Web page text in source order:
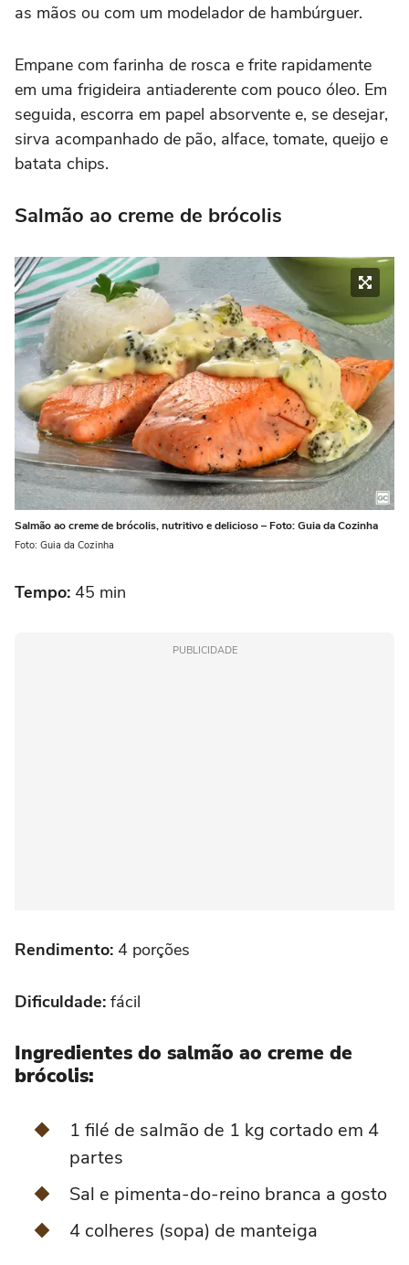
as mãos ou com um modelador de hambúrguer.
Empane com farinha de rosca e frite rapidamente
em uma frigideira antiaderente com pouco óleo. Em
seguida, escorra em papel absorvente e, se desejar,
sirva acompanhado de pão, alface, tomate, queijo e
batata chips.
Salmão ao creme de brócolis
Salmão ao creme de brócolis, nutritivo e delicioso – Foto: Guia da Cozinha
Foto: Guia da Cozinha
Tempo: 45 min
PUBLICIDADE
Rendimento: 4 porções
Dificuldade: fácil
Ingredientes do salmão ao creme de
brócolis:
1 filé de salmão de 1 kg cortado em 4
partes
Sal e pimenta-do-reino branca a gosto
4 colheres (sopa) de manteiga